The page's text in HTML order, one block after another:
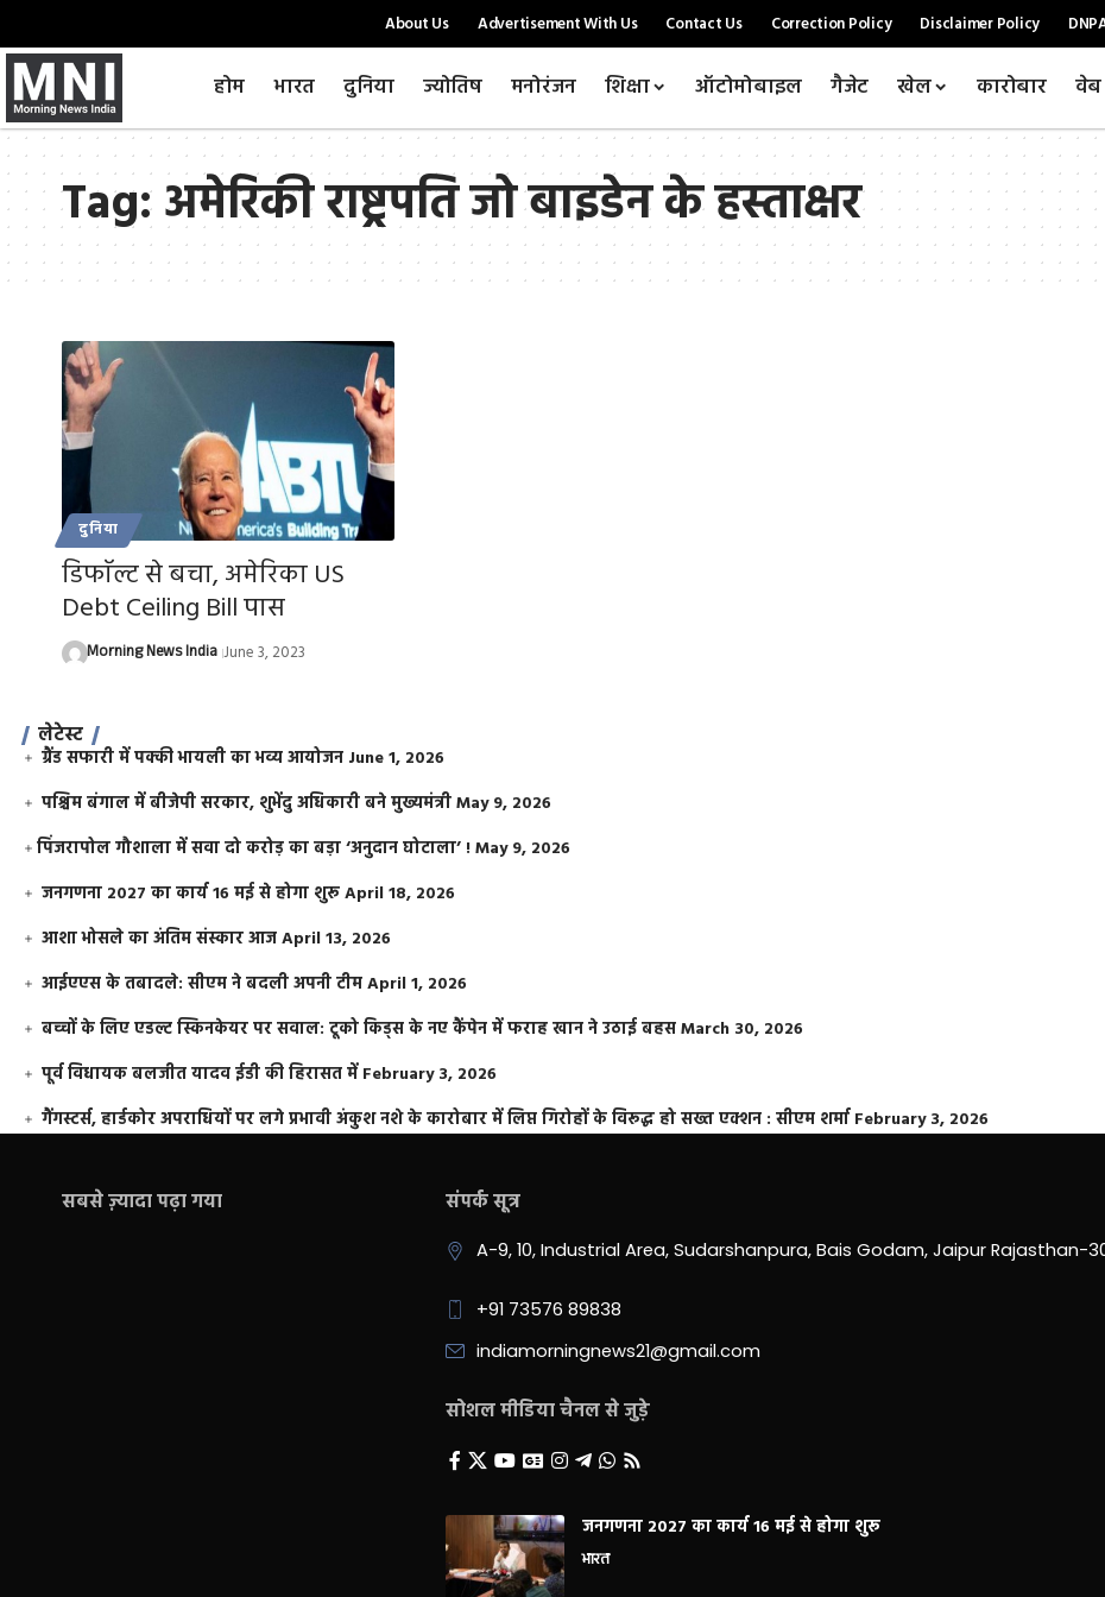
About Us Advertisement With Us Contact Us Correction Policy Disclaimer Policy
होम भारत दुनिया ज्योतिष मनोरंजन शिक्षा ऑटोमोबाइल गैजेट खेल कारोबार वेब
Tag:अमेरिकी राष्ट्रपति जो बाइडेन के हस्ताक्षर
दुनिया
डिफाॅल्ट से बचा, अमेरिका US
Debt Ceiling Bill पास
Morning News India June 3, 2023
लेटेस्ट
ग्रैंड सफारी में पक्की भायली का भव्य आयोजन June 1, 2026
पश्चिम बंगाल में बीजेपी सरकार, शुभेंदु अधिकारी बने मुख्यमंत्रीMay 9, 2026
​पिंजरापोल गौशाला में सवा दो करोड़ का बड़ा ‘अनुदान घोटाला’ !May 9, 2026
जनगणना 2027 का कार्य 16 मई से होगा शुरूApril 18, 2026
आशा भोसले का अंतिम संस्कार आजApril 13, 2026
आईएएस के तबादले: सीएम ने बदली अपनी टीमApril 1, 2026
बच्चों के लिए एडल्ट स्किनकेयर पर सवाल: टूको किड्स के नए कैंपेन में फराह खान ने उठाई बहसMarch 30, 2026
पूर्व विधायक बलजीत यादव ईडी की हिरासत में February 3, 2026
गैंगस्टर्स, हार्डकोर अपराधियों पर लगे प्रभावी अंकुश नशे के कारोबार में लिप्त गिरोहों के विरूद्ध हो सख्त एक्शन : सीएम शर्मा February 3, 2026
सबसे ज़्यादा पढ़ा गया संपर्क सूत्र
A-9, 10, Industrial Area, Sudarshanpura, Bais Godam, Jaipur Rajasthan-
+91 73576 89838
indiamorningnews21@gmail.com
सोशल मीडिया चैनल से जुड़े
जनगणना 2027 का कार्य 16 मई से होगा शुरू
भारत